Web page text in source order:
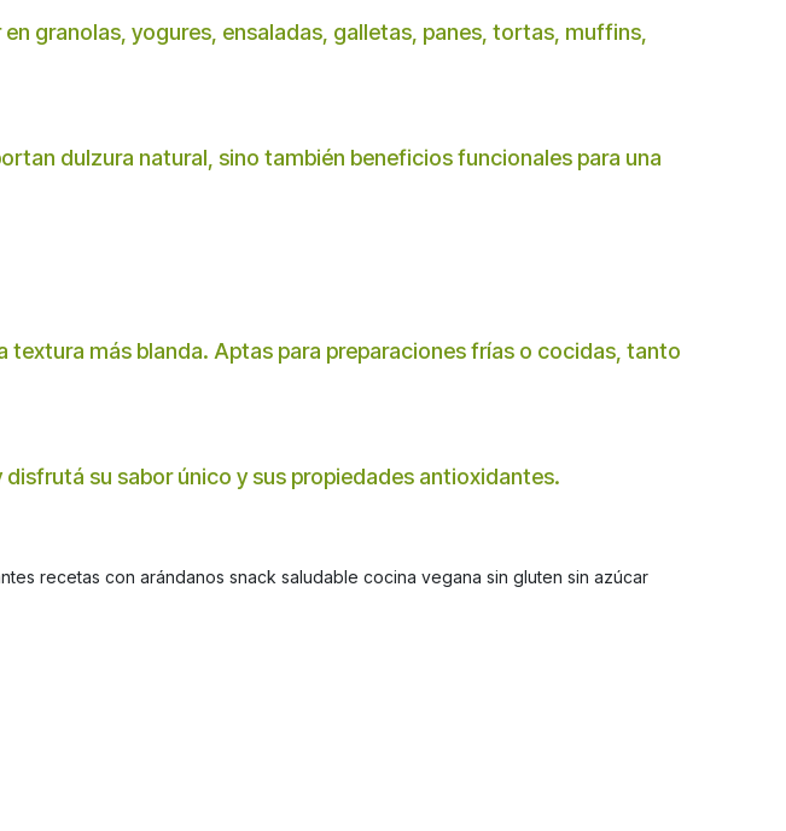
granolas, yogures, ensaladas, galletas, panes, tortas, muffins,
dulzura natural, sino también beneficios funcionales para una
textura más blanda. Aptas para preparaciones frías o cocidas, tanto
su sabor único y sus propiedades antioxidantes.
recetas con arándanos snack saludable cocina vegana sin gluten sin azúcar